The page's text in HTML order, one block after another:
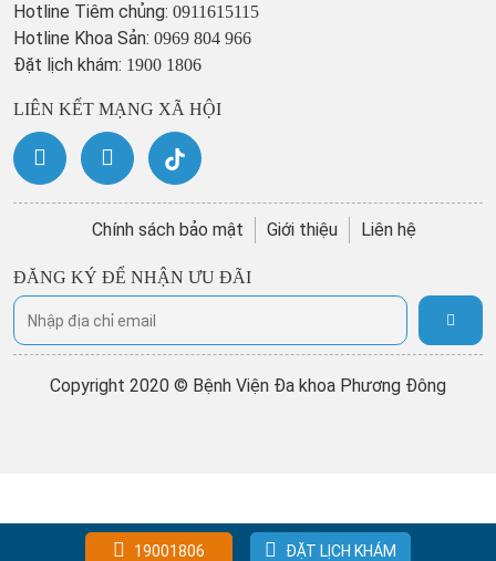
19001806 ĐẶT LỊCH KHÁM
Hotline Tiêm chủng: 0911615115
Hotline Khoa Sản: 0969 804 966
Đặt lịch khám: 1900 1806
LIÊN KẾT MẠNG XÃ HỘI
Chính sách bảo mật Giới thiệu Liên hệ
ĐĂNG KÝ ĐỂ NHẬN ƯU ĐÃI
Copyright 2020 © Bệnh Viện Đa khoa Phương Đông